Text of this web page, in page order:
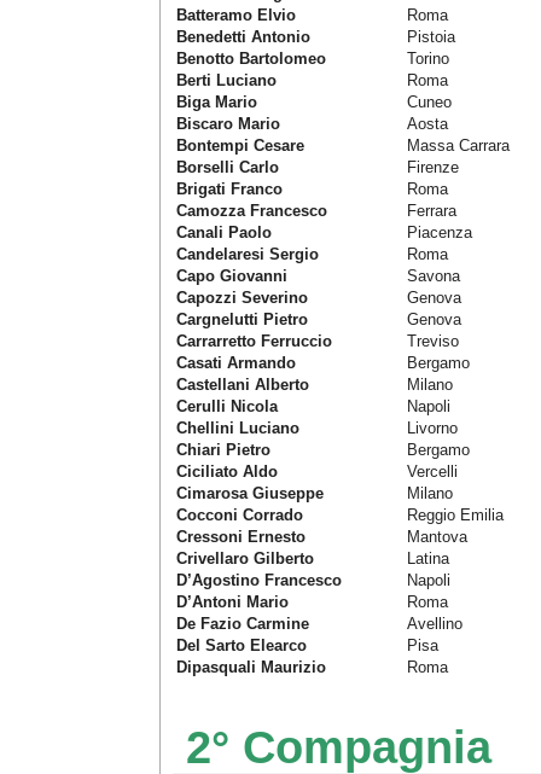
Batteramo Elvio
Roma
Benedetti Antonio
Pistoia
Benotto Bartolomeo
Torino
Berti Luciano
Roma
Biga Mario
Cuneo
Biscaro Mario
Aosta
Bontempi Cesare
Massa Carrara
Borselli Carlo
Firenze
Brigati Franco
Roma
Camozza Francesco
Ferrara
Canali Paolo
Piacenza
Candelaresi Sergio
Roma
Capo Giovanni
Savona
Capozzi Severino
Genova
Cargnelutti Pietro
Genova
Carrarretto Ferruccio
Treviso
Casati Armando
Bergamo
Castellani Alberto
Milano
Cerulli Nicola
Napoli
Chellini Luciano
Livorno
Chiari Pietro
Bergamo
Ciciliato Aldo
Vercelli
Cimarosa Giuseppe
Milano
Cocconi Corrado
Reggio Emilia
Cressoni Ernesto
Mantova
Crivellaro Gilberto
Latina
D’Agostino Francesco
Napoli
D’Antoni Mario
Roma
De Fazio Carmine
Avellino
Del Sarto Elearco
Pisa
Dipasquali Maurizio
Roma
2° Compagnia